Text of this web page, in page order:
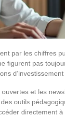
par les chiffres
figurent pas
d’investissement
et les
outils
directement à